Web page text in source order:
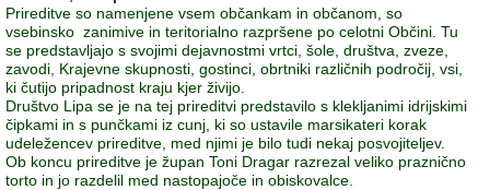
Prireditve so namenjene vsem občankam in občanom, so
vsebinsko zanimive in teritorialno razpršene po celotni Občini. Tu
se predstavljajo s svojimi dejavnostmi vrtci, šole, društva, zveze,
zavodi, Krajevne skupnosti, gostinci, obrtniki različnih področij, vsi,
ki čutijo pripadnost kraju kjer živijo.
Društvo Lipa se je na tej prireditvi predstavilo s klekljanimi idrijskimi
čipkami in s punčkami iz cunj, ki so ustavile marsikateri korak
udeležencev prireditve, med njimi je bilo tudi nekaj posvojiteljev.
Ob koncu prireditve je župan Toni Dragar razrezal veliko praznično
torto in jo razdelil med nastopajoče in obiskovalce.